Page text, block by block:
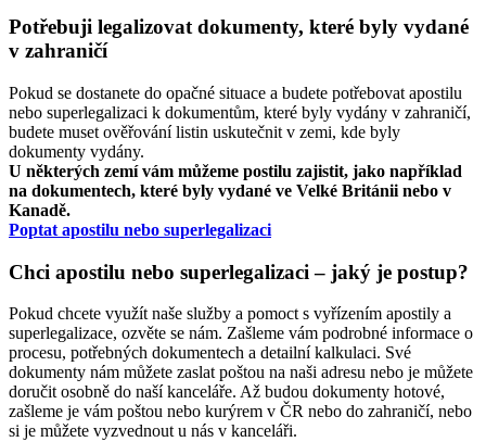
Potřebuji legalizovat dokumenty, které byly vydané
v zahraničí
Pokud se dostanete do opačné situace a budete potřebovat apostilu
nebo superlegalizaci k dokumentům, které byly vydány v zahraničí,
budete muset ověřování listin uskutečnit v zemi, kde byly
dokumenty vydány.
U některých zemí vám můžeme postilu zajistit, jako například
na dokumentech, které byly vydané ve Velké Británii nebo v
Kanadě.
Poptat apostilu nebo superlegalizaci
Chci apostilu nebo superlegalizaci – jaký je postup?
Pokud chcete využít naše služby a pomoct s vyřízením apostily a
superlegalizace, ozvěte se nám. Zašleme vám podrobné informace o
procesu, potřebných dokumentech a detailní kalkulaci. Své
dokumenty nám můžete zaslat poštou na naši adresu nebo je můžete
doručit osobně do naší kanceláře. Až budou dokumenty hotové,
zašleme je vám poštou nebo kurýrem v ČR nebo do zahraničí, nebo
si je můžete vyzvednout u nás v kanceláři.